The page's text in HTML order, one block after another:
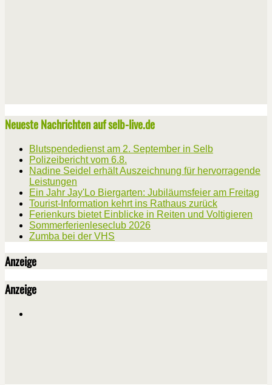
Neueste Nachrichten auf selb-live.de
Blutspendedienst am 2. September in Selb
Polizeibericht vom 6.8.
Nadine Seidel erhält Auszeichnung für hervorragende
Leistungen
Ein Jahr Jay'Lo Biergarten: Jubiläumsfeier am Freitag
Tourist-Information kehrt ins Rathaus zurück
Ferienkurs bietet Einblicke in Reiten und Voltigieren
Sommerferienleseclub 2026
Zumba bei der VHS
Anzeige
Anzeige